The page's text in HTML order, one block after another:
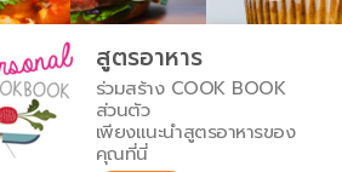
วยการตวง
หภูมิ
หนักวัตถุดิบ
สูตรอาหาร
ร่วมสร้าง COOK BOOK
ส่วนตัว
เพียงแนะนำสูตรอาหารของ
คุณที่นี่